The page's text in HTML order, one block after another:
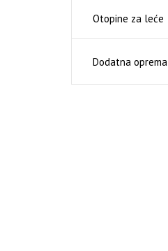
Otopine za leće
Dodatna oprema